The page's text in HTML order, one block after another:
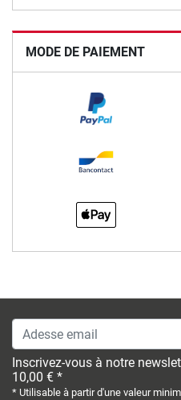
MODE DE PAIEMENT
Adesse email
Inscrivez-vous à notre
10,00 € *
* Utilisable à partir d'une valeur